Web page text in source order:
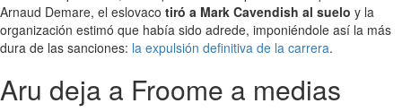
Arnaud Demare, el eslovaco tiró a Mark Cavendish al suelo y la
organización estimó que había sido adrede, imponiéndole así la más
dura de las sanciones: la expulsión definitiva de la carrera.
Aru deja a Froome a medias